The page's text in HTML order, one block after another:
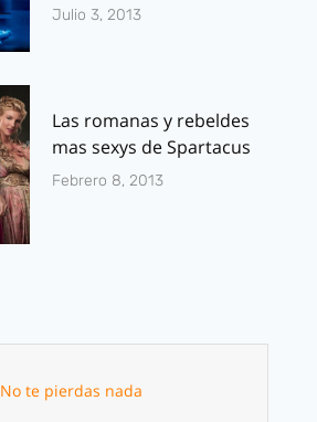
Julio 3, 2013
Las romanas y rebeldes
mas sexys de Spartacus
Febrero 8, 2013
No te pierdas nada